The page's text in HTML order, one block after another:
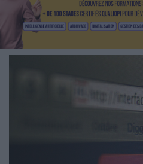
TRAVAIL COLLABORATIF
VIE NUMÉRIQUE
NUMÉRIQUE RESPONSABLE